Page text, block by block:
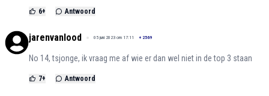
6+ Antwoord
jarenvanlood 05 juni 2023 om 17:11 + 2569
No 14, tsjonge, ik vraag me af wie er dan wel niet in de top 3 staan
7+ Antwoord